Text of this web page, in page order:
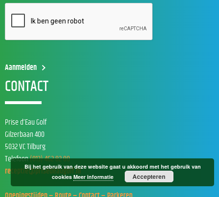
CONTACT
Prise d’Eau Golf
Gilzerbaan 400
5032 VC Tilburg
Telefoon(013) 462 82 00
receptie@prisedeaugolf.nl
Openingstijden – Route – Contact – Parkeren
Bij het gebruik van deze website gaat u akkoord met het gebruik van
cookies Meer informatie Accepteren